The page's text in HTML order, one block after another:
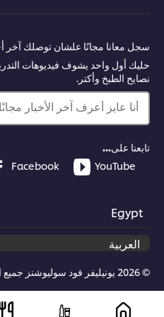
use cookies or other
agree to this please
button below.
اطلّع على عملية تقديم طبق من
سجل معانا مجانًا علشان توصلك آخر
حليك أول واحد يشوف فيديوهات
نصايح الطبخ وأكتر.
أنا عايز أعرف آخر الأخبار
تابعنا على...
YouTube
Facebook
Egypt
© 2026 يونيليفر فود سوليوشنز جميع الحقوق محفوظة